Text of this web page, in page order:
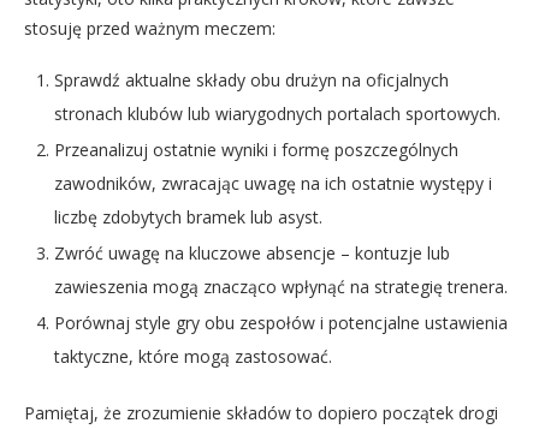
stosuję przed ważnym meczem:
Sprawdź aktualne składy obu drużyn na oficjalnych
stronach klubów lub wiarygodnych portalach sportowych.
Przeanalizuj ostatnie wyniki i formę poszczególnych
zawodników, zwracając uwagę na ich ostatnie występy i
liczbę zdobytych bramek lub asyst.
Zwróć uwagę na kluczowe absencje – kontuzje lub
zawieszenia mogą znacząco wpłynąć na strategię trenera.
Porównaj style gry obu zespołów i potencjalne ustawienia
taktyczne, które mogą zastosować.
Pamiętaj, że zrozumienie składów to dopiero początek drogi